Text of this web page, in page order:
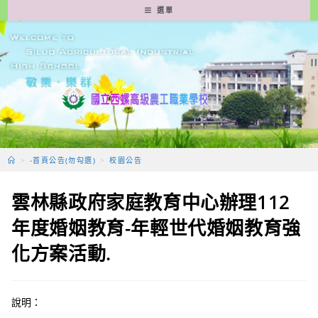
轉
至
要
容
選單
> -首頁公告(勿勾選) > 校園公告
雲林縣政府家庭教育中心辦理112
年度婚姻教育-年輕世代婚姻教育強
化方案活動.
說明：